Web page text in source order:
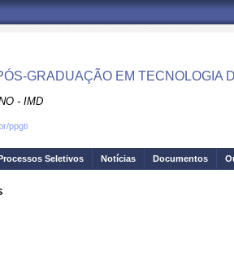
GRADUAÇÃO EM TECNOLOGIA
- IMD
ppgti
Seletivos Notícias Documentos